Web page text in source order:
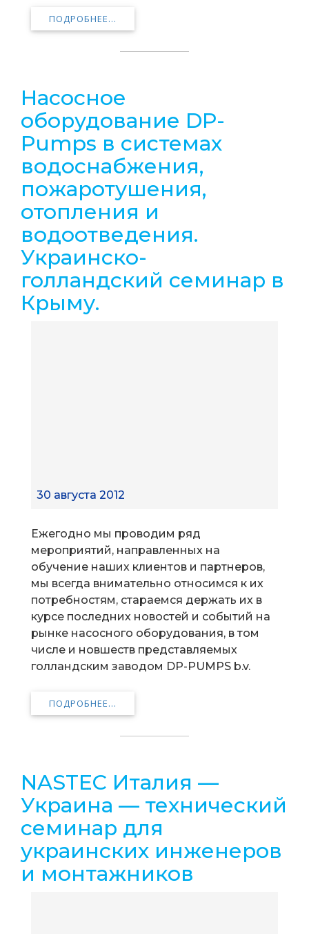
ПОДРОБНЕЕ...
Насосное
оборудование DP-
Pumps в системах
водоснабжения,
пожаротушения,
отопления и
водоотведения.
Украинско-
голландский семинар в
Крыму.
30 августа 2012
Ежегодно мы проводим ряд
мероприятий, направленных на
обучение наших клиентов и партнеров,
мы всегда внимательно относимся к их
потребностям, стараемся держать их в
курсе последних новостей и событий на
рынке насосного оборудования, в том
числе и новшеств представляемых
голландским заводом DP-PUMPS b.v.
ПОДРОБНЕЕ...
NASTEC Италия —
Украина — технический
семинар для
украинских инженеров
и монтажников